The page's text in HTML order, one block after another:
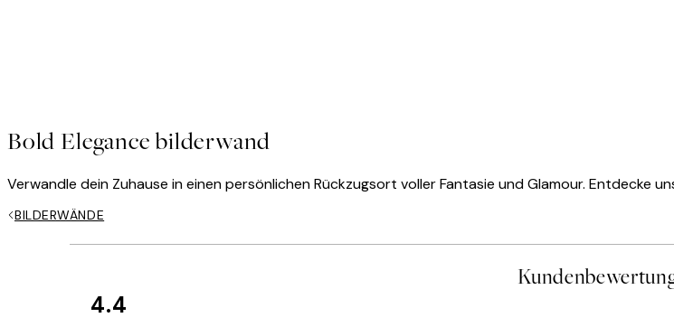
Bold Elegance bilderwand
Verwandle dein Zuhause in einen persönlichen Rückzugsort voller Fantasie und Glamour. Entdecke
BILDERWÄNDE
4.4